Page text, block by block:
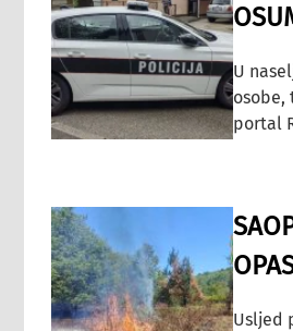
U
osobe,
portal
Usljed